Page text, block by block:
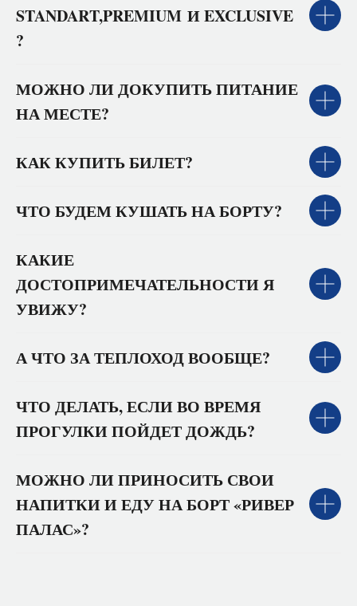
STANDART,PREMIUM И EXCLUSIVE
?
МОЖНО ЛИ ДОКУПИТЬ ПИТАНИЕ
НА МЕСТЕ?
КАК КУПИТЬ БИЛЕТ?
ЧТО БУДЕМ КУШАТЬ НА БОРТУ?
КАКИЕ
ДОСТОПРИМЕЧАТЕЛЬНОСТИ Я
УВИЖУ?
А ЧТО ЗА ТЕПЛОХОД ВООБЩЕ?
ЧТО ДЕЛАТЬ, ЕСЛИ ВО ВРЕМЯ
ПРОГУЛКИ ПОЙДЕТ ДОЖДЬ?
МОЖНО ЛИ ПРИНОСИТЬ СВОИ
НАПИТКИ И ЕДУ НА БОРТ «РИВЕР
ПАЛАС»?